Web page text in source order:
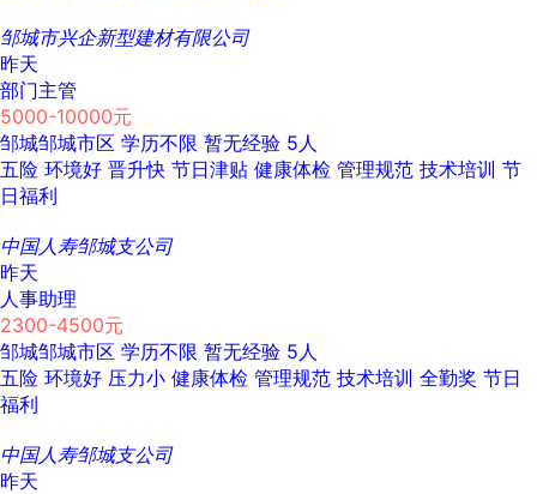
邹城市兴企新型建材有限公司
昨天
部门主管
5000-10000元
邹城邹城市区 学历不限 暂无经验 5人
五险 环境好 晋升快 节日津贴 健康体检 管理规范 技术培训 节
日福利
中国人寿邹城支公司
昨天
人事助理
2300-4500元
邹城邹城市区 学历不限 暂无经验 5人
五险 环境好 压力小 健康体检 管理规范 技术培训 全勤奖 节日
福利
中国人寿邹城支公司
昨天